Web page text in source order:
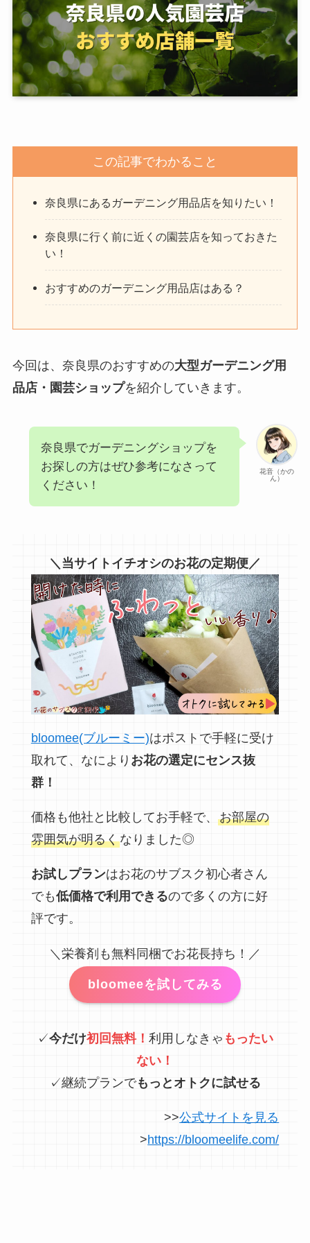
この記事でわかること
奈良県にあるガーデニング用品店を知りたい！
奈良県に行く前に近くの園芸店を知っておきた
い！
おすすめのガーデニング用品店はある？
今回は、奈良県のおすすめの大型ガーデニング用
品店・園芸ショップを紹介していきます。
花音（かの
ん）
奈良県でガーデニングショップを
お探しの方はぜひ参考になさって
ください！
＼当サイトイチオシのお花の定期便／
bloomee(ブルーミー)はポストで手軽に受け
取れて、なにより お花の選定にセンス抜
群！
価格も他社と比較してお手軽で、 お部屋の
雰囲気が明るくなりました◎
お試しプランはお花のサブスク初心者さん
でも低価格で利用できるので多くの方に好
評です。
＼栄養剤も無料同梱でお花長持ち！／
bloomeeを試してみる
✓今だけ初回無料！ 利用しなきゃ もったい
ない！
✓継続プランでもっとオトクに試せる
>>公式サイトを見る
>https://bloomeelife.com/